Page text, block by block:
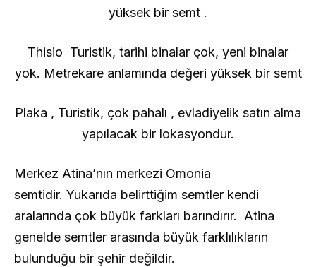
yüksek bir semt .
Thisio Turistik, tarihi binalar çok, yeni binalar
yok. Metrekare anlamında değeri yüksek bir semt
Plaka , Turistik, çok pahalı , evladiyelik satın alma
yapılacak bir lokasyondur.
Merkez Atina’nın merkezi Omonia
semtidir. Yukarıda belirttiğim semtler kendi
aralarında çok büyük farkları barındırır. Atina
genelde semtler arasında büyük farklılıkların
bulunduğu bir şehir değildir.